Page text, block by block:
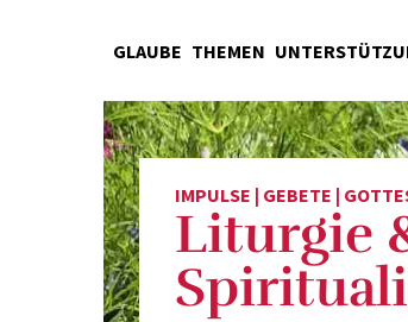
GLAUBE THEMEN
IMPULSE | GEBETE |
Liturgie